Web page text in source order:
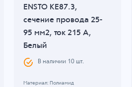
ENSTO KE87.3,
сечение провода 25-
95 мм2, ток 215 A,
Белый
В наличии 10 шт.
Материал: Полиамид